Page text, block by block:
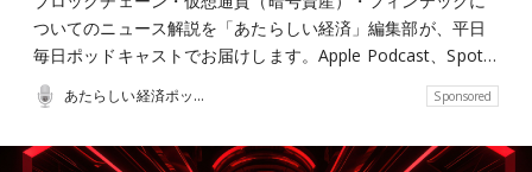
ついてのニュース解説を「あたらしい経済」編集部が、平日
毎日ポッドキャストでお届けします。Apple Podcast、Spot…
あたらしい経済ポッドキャスト Sponsored